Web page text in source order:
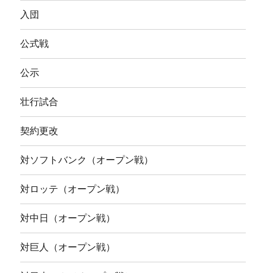
入団
公式戦
公示
壮行試合
契約更改
対ソフトバンク（オープン戦）
対ロッテ（オープン戦）
対中日（オープン戦）
対巨人（オープン戦）